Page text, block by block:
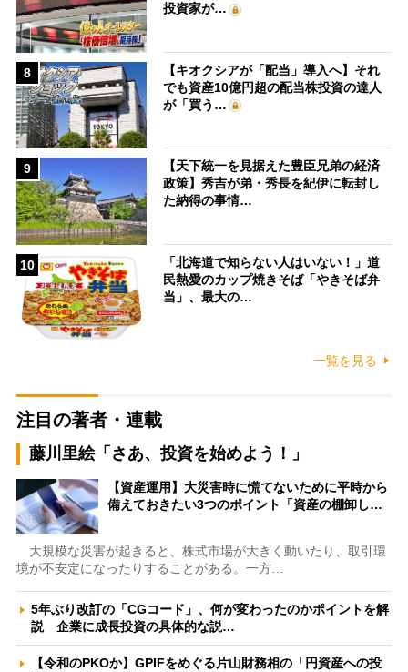
投資家が…
8
【キオクシアが「配当」導入へ】それ
でも資産10億円超の配当株投資の達人
が「買う…
9
【天下統一を見据えた豊臣兄弟の経済
政策】秀吉が弟・秀長を紀伊に転封し
た納得の事情…
10
「北海道で知らない人はいない！」道
民熱愛のカップ焼きそば「やきそば弁
当」、最大の…
一覧を見る
注目の著者・連載
藤川里絵「さあ、投資を始めよう！」
【資産運用】大災害時に慌てないために平時から
備えておきたい3つのポイント「資産の棚卸し…
大規模な災害が起きると、株式市場が大きく動いたり、取引環
境が不安定になったりすることがある。一方…
5年ぶり改訂の「CGコード」、何が変わったのかポイントを解
説 企業に成長投資の具体的な説…
【令和のPKOか】GPIFをめぐる片山財務相の「円資産への投